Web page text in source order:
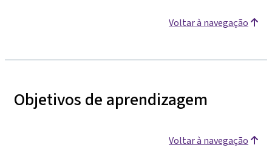
Voltar à navegação
Objetivos de aprendizagem
Voltar à navegação